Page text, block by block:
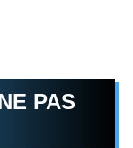
PAS